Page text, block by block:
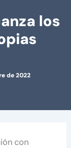
los
de 2022
con